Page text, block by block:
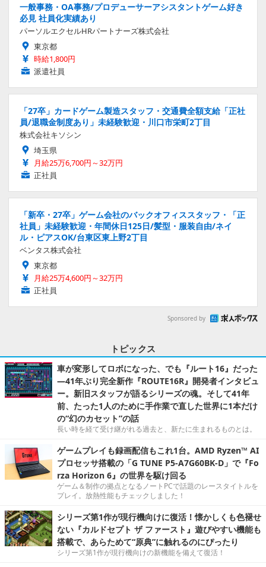
一般事務・OA事務/プロデューサーアシスタントゲーム好き
必見 社員化実績あり
パーソルエクセルHRパートナーズ株式会社
東京都
時給1,800円
派遣社員
「27卒」カードゲーム製造スタッフ・交通費全額支給「正社
員/退職金制度あり」未経験歓迎・川口市栄町2丁目
株式会社キソシン
埼玉県
月給25万6,700円～32万円
正社員
「新卒・27卒」ゲーム会社のバックオフィススタッフ・「正
社員」未経験歓迎・年間休日125日/髪型・服装自由/ネイ
ル・ピアスOK/台東区東上野2丁目
ベンタス株式会社
東京都
月給25万4,600円～32万円
正社員
Sponsored by
トピックス
車が変形してロボになった、でも『ルート16』だった
―41年ぶり完全新作『ROUTE16R』開発者インタビュ
ー。新旧スタッフが語るシリーズの魂。そして41年
前、たった1人のために手作業で直した世界に1本だけ
の“幻のカセット”の話
長い時を経て受け継がれる過去と、新たに生まれるものとは。
ゲームプレイも録画配信もこれ1台。AMD Ryzen™ AI
プロセッサ搭載の「G TUNE P5-A7G60BK-D」で『Fo
rza Horizon 6』の世界を駆け回る
ゲーム＆制作の拠点となるノートPCで話題のレースタイトルを
プレイ。放熱性能もチェックしました！
シリーズ第1作が現行機向けに復活！懐かしくも色褪せ
ない『カルドセプト ザ ファースト』遊びやすい機能も
搭載で、あらためて“原典”に触れるのにぴったり
シリーズ第1作が現行機向けの新機能を備えて復活！